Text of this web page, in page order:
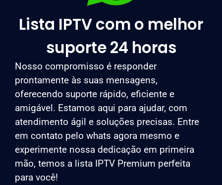
Lista IPTV com o melhor
suporte 24 horas
Nosso compromisso é responder
prontamente às suas mensagens,
oferecendo suporte rápido, eficiente e
amigável. Estamos aqui para ajudar, com
atendimento ágil e soluções precisas. Entre
em contato pelo whats agora mesmo e
experimente nossa dedicação em primeira
mão, temos a lista IPTV Premium perfeita
para você!